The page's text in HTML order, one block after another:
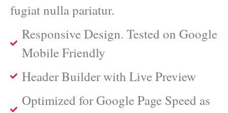
fugiat nulla pariatur.
Responsive Design. Tested on Google
Mobile Friendly
Header Builder with Live Preview
Optimized for Google Page Speed as